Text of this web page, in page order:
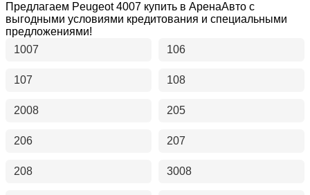
Предлагаем Peugeot 4007 купить в АренаАвто с
выгодными условиями кредитования и специальными
предложениями!
1007
106
107 108
2008 205
206 207
208 3008